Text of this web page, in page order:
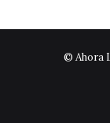
© Ahora